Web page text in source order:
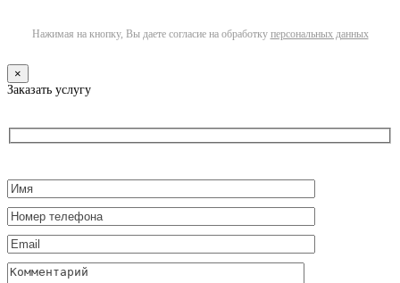
Нажимая на кнопку, Вы даете согласие на обработку персональных данных
×
Заказать услугу